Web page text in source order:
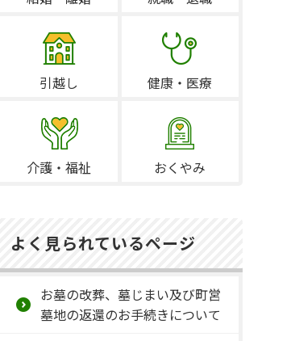
引越し 健康・医療
介護・福祉 おくやみ
よく見られているページ
お墓の改葬、墓じまい及び町営
墓地の返還のお手続きについて